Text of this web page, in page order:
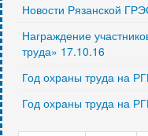
Новости Рязанской
Награждение
труда» 17.10.16
Год охраны труда на
Год охраны труда на